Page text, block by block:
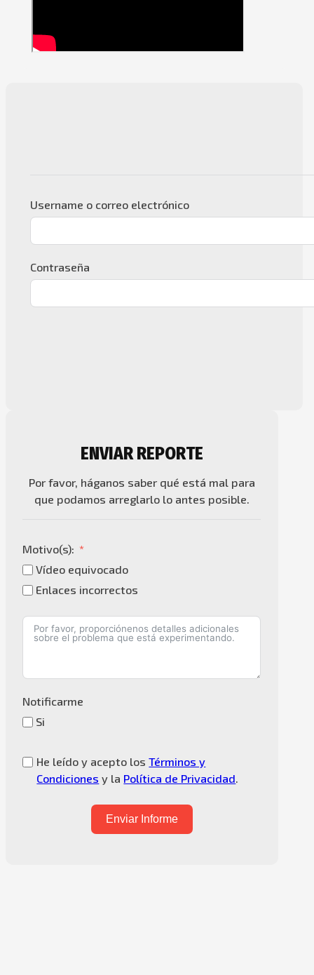
Username o correo electrónico
Contraseña
ENVIAR REPORTE
Por favor, háganos saber qué está mal para
que podamos arreglarlo lo antes posible.
Motivo(s):
Vídeo equivocado
Enlaces incorrectos
Notificarme
Si
He leído y acepto losTérminos y
Condiciones y la Política de Privacidad.
Enviar Informe